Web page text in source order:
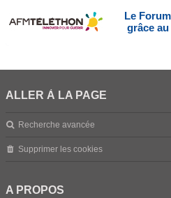
Le
grâce
ALLER À LA PAGE
Recherche avancée
Supprimer les cookies
A PROPOS